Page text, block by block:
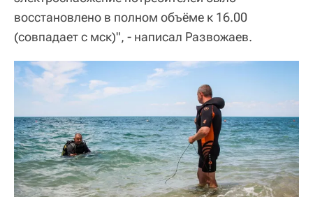
восстановлено в полном объёме к 16.00
(совпадает с мск)", - написал Развожаев.